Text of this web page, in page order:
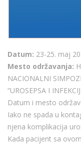
Datum: 23-25. maj
Mesto održavanja:
NACIONALNI
“UROSEPSA I
Datum i mesto
Iako ne spada u
njena komplikacija
Kada pacijent sa